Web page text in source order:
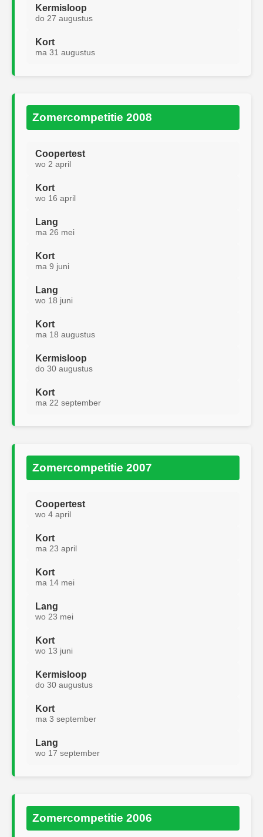
Kermisloop
do 27 augustus
Kort
ma 31 augustus
Zomercompetitie 2008
Coopertest
wo 2 april
Kort
wo 16 april
Lang
ma 26 mei
Kort
ma 9 juni
Lang
wo 18 juni
Kort
ma 18 augustus
Kermisloop
do 30 augustus
Kort
ma 22 september
Zomercompetitie 2007
Coopertest
wo 4 april
Kort
ma 23 april
Kort
ma 14 mei
Lang
wo 23 mei
Kort
wo 13 juni
Kermisloop
do 30 augustus
Kort
ma 3 september
Lang
wo 17 september
Zomercompetitie 2006